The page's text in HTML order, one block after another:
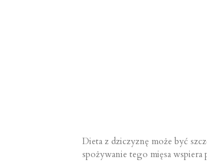
Dieta z dziczyznę może być
spożywanie tego mięsa